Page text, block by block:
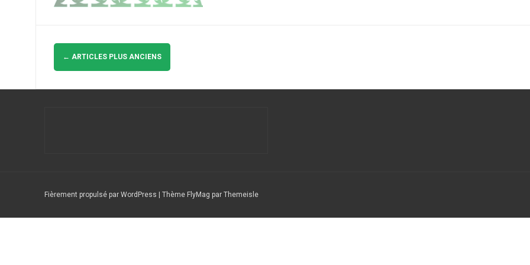
Navigation
des
articles
← ARTICLES PLUS ANCIENS
Fièrement propulsé par WordPress Thème FlyMag par Themeisle